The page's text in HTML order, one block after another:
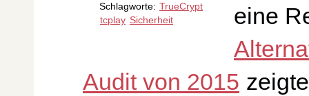
Schlagworte: TrueCrypt
tcplay Sicherheit
eine
Audit von 2015